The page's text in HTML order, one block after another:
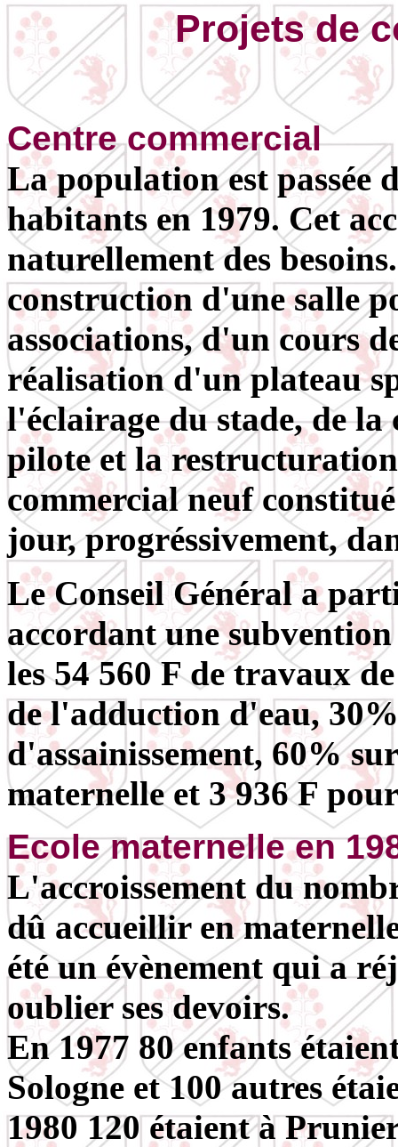
Projets de
Centre commercial
La population est passée
habitants en 1979. Cet
naturellement des
construction d'une salle
associations, d'un cours
réalisation d'un plateau
l'éclairage du stade, de
pilote et la
commercial neuf
jour, progréssivement,
Le Conseil Général a
accordant une
les 54 560 F de travaux
de l'adduction d'eau,
d'assainissement, 60%
maternelle et 3 936 F
Ecole maternelle en
L'accroissement du
dû accueillir en
été un évènement qui a
oublier ses devoirs.
En 1977 80 enfants
Sologne et 100 autres
1980 120 étaient à